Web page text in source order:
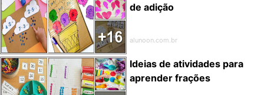
de adição
alunoon.com.br
Ideias de atividades para
aprender frações